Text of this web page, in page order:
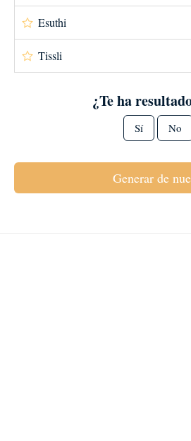
Esuthi
Tissli
¿Te ha
Sí No
Generar de